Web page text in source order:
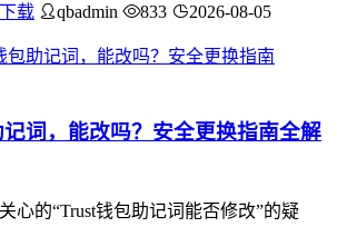
载 qbadmin 833 2026-08-05
词，能改吗？安全更换指南全解
心的“Trust钱包助记词能否修改”的疑